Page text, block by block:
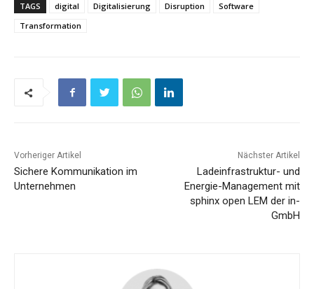
TAGS digital Digitalisierung Disruption
Software
Transformation
Vorheriger Artikel
Sichere Kommunikation im
Unternehmen
Nächster Artikel
Ladeinfrastruktur- und
Energie-Management mit
sphinx open LEM der in-
GmbH